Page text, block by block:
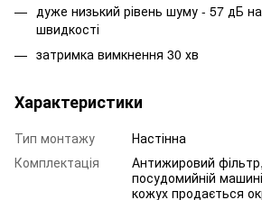
дуже низький рівень шуму - 57 дБ
швидкості
затримка вимкнення 30 хв
Характеристики
Тип монтажу
Настінна
Комплектація
Антижировий
посудомийній
кожух продається